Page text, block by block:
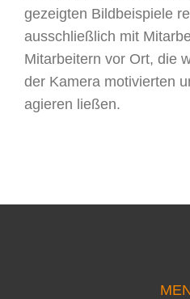
gezeigten Bildbeispiele
ausschließlich mit
Mitarbeitern vor Ort, die
der Kamera motivierten
agieren ließen.